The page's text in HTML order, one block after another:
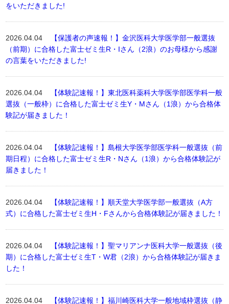
をいただきました!
2026.04.04
【保護者の声速報！】金沢医科大学医学部一般選抜
（前期）に合格した富士ゼミ生R・Iさん（2浪）のお母様から感謝
の言葉をいただきました!
2026.04.04
【体験記速報！】東北医科薬科大学医学部医学科一般
選抜（一般枠）に合格した富士ゼミ生Y・Mさん（1浪）から合格体
験記が届きました！
2026.04.04
【体験記速報！】島根大学医学部医学科一般選抜（前
期日程）に合格した富士ゼミ生R・Nさん（1浪）から合格体験記が
届きました！
2026.04.04
【体験記速報！】順天堂大学医学部一般選抜（A方
式）に合格した富士ゼミ生H・Fさんから合格体験記が届きました！
2026.04.04
【体験記速報！】聖マリアンナ医科大学一般選抜（後
期）に合格した富士ゼミ生T・W君（2浪）から合格体験記が届きま
した！
2026.04.04
【体験記速報！】福川崎医科大学一般地域枠選抜（静